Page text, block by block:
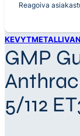
Reagoiva
GMP
5/112